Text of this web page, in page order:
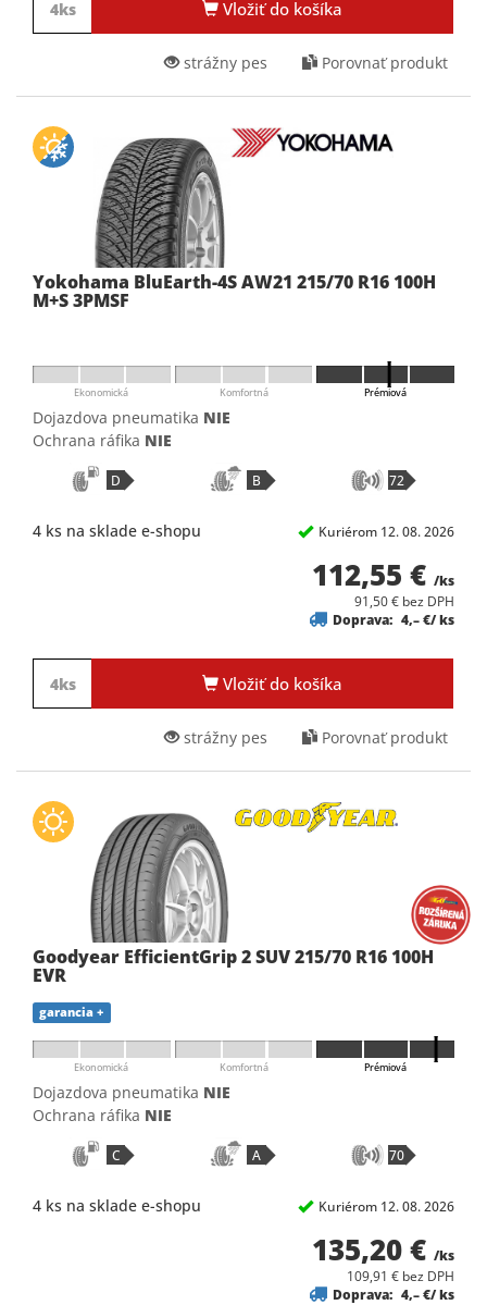
Vložiť do košíka
strážny pes Porovnať produkt
Yokohama BluEarth-4S AW21 215/70 R16 100H
M+S 3PMSF
Ekonomická Komfortná Prémiová
Dojazdova pneumatika NIE
Ochrana ráfika NIE
D B 72
4 ks na sklade e-shopu Kuriérom 12. 08. 2026
Vložiť do košíka
112,55 € /ks
91,50 € bez DPH
Doprava: 4,– €/ ks
strážny pes Porovnať produkt
Goodyear EfficientGrip 2 SUV 215/70 R16 100H
EVR
garancia +
Ekonomická Komfortná Prémiová
Dojazdova pneumatika NIE
Ochrana ráfika NIE
C A 70
4 ks na sklade e-shopu Kuriérom 12. 08. 2026
135,20 € /ks
109,91 € bez DPH
Doprava: 4,– €/ ks